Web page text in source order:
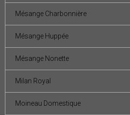
Mésange Charbonnière
Mésange Huppée
Mésange Nonette
Milan Royal
Moineau Domestique